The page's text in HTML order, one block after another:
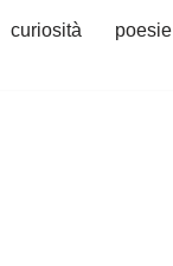
curiosità
poesie